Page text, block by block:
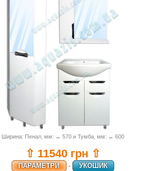
Ширина: Пенал, мм: ↔ 570 и Тумба, мм: ↔ 600
⇧ 11540 грн ⇧
ПАРАМЕТРИ - УКОШИК